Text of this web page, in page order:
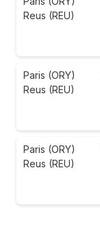
Reus (REU)
Paris (ORY)
Reus (REU)
Paris (ORY)
Reus (REU)